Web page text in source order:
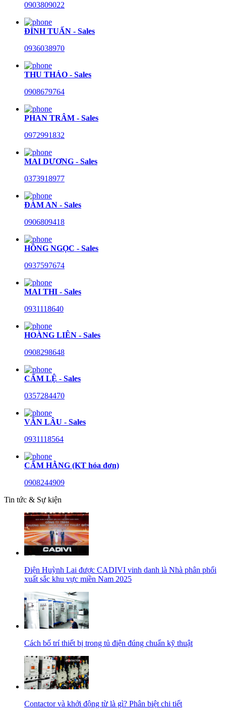
0903809022
ĐÌNH TUẤN - Sales
0936038970
THU THẢO - Sales
0908679764
PHAN TRÂM - Sales
0972991832
MAI DƯƠNG - Sales
0373918977
ĐÀM AN - Sales
0906809418
HỒNG NGỌC - Sales
0937597674
MAI THI - Sales
0931118640
HOÀNG LIÊN - Sales
0908298648
CẨM LỆ - Sales
0357284470
VĂN LÂU - Sales
0931118564
CẨM HẰNG (KT hóa đơn)
0908244909
Tin tức & Sự kiện
Điện Huỳnh Lai được CADIVI vinh danh là Nhà phân phối
xuất sắc khu vực miền Nam 2025
Cách bố trí thiết bị trong tủ điện đúng chuẩn kỹ thuật
Contactor và khởi động từ là gì? Phân biệt chi tiết